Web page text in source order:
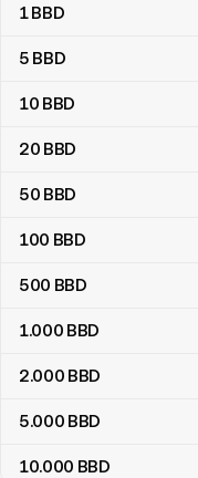
1BBD
5 BBD
10 BBD
20 BBD
50 BBD
100 BBD
500 BBD
1.000 BBD
2.000 BBD
5.000 BBD
10.000 BBD